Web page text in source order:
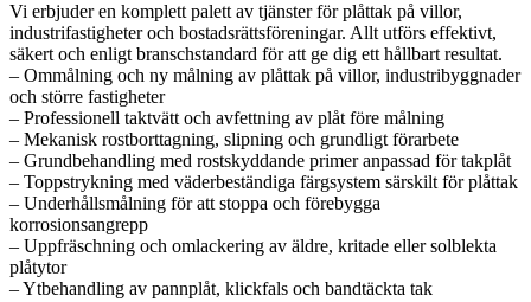
Vi erbjuder en komplett palett av tjänster för plåttak på villor,
industrifastigheter och bostadsrättsföreningar. Allt utförs effektivt,
säkert och enligt branschstandard för att ge dig ett hållbart resultat.
– Ommålning och ny målning av plåttak på villor, industribyggnader
och större fastigheter
– Professionell taktvätt och avfettning av plåt före målning
– Mekanisk rostborttagning, slipning och grundligt förarbete
– Grundbehandling med rostskyddande primer anpassad för takplåt
– Toppstrykning med väderbeständiga färgsystem särskilt för plåttak
– Underhållsmålning för att stoppa och förebygga
korrosionsangrepp
– Uppfräschning och omlackering av äldre, kritade eller solblekta
plåtytor
– Ytbehandling av pannplåt, klickfals och bandtäckta tak